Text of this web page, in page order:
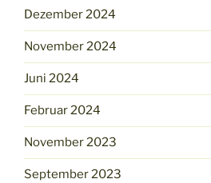
Dezember 2024
November 2024
Juni 2024
Februar 2024
November 2023
September 2023